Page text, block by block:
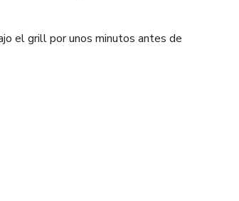
el grill por unos minutos antes de